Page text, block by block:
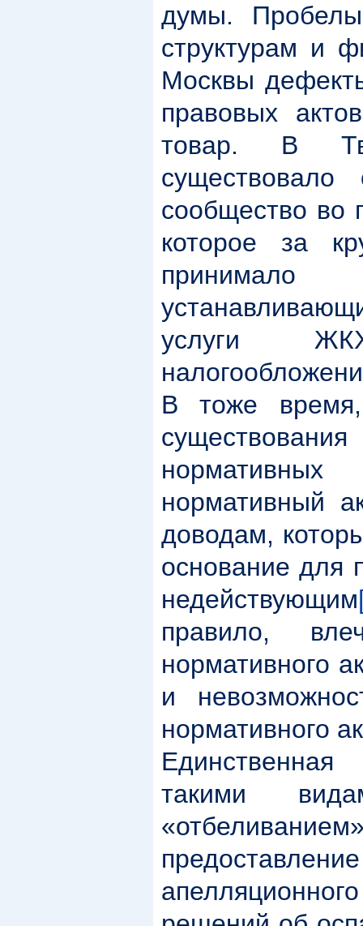
думы.
структурам и
Москвы
правовых
товар. В
существовало
сообщество во
которое за
принимало
услуги
В тоже время,
нормативный
доводам,
основание для
недействующим
правило,
нормативного
и
нормативного
такими